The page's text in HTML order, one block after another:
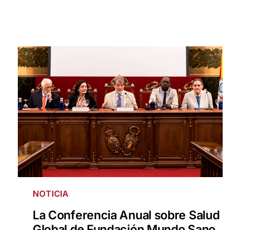
NOTICIA
La Conferencia Anual sobre Salud